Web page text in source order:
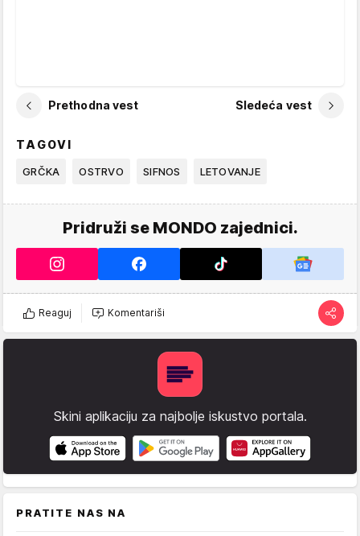
Prethodna vest Sledeća vest
TAGOVI
GRČKA OSTRVO SIFNOS LETOVANJE
Pridruži se MONDO zajednici.
Reaguj Komentariši
Skini aplikaciju za najbolje iskustvo portala.
PRATITE NAS NA